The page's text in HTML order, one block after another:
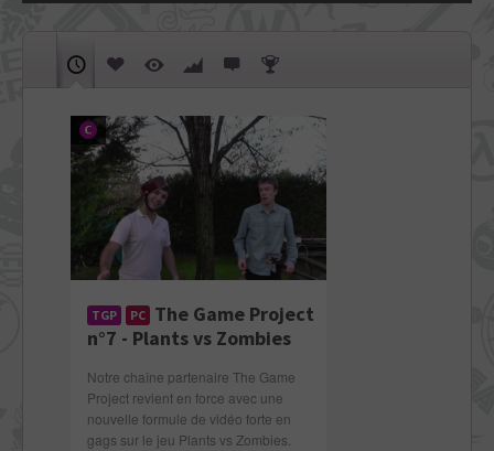
TGP PC The Game Project
n°7 - Plants vs Zombies
Notre chaîne partenaire The Game
Project revient en force avec une
nouvelle formule de vidéo forte en
gags sur le jeu Plants vs Zombies.